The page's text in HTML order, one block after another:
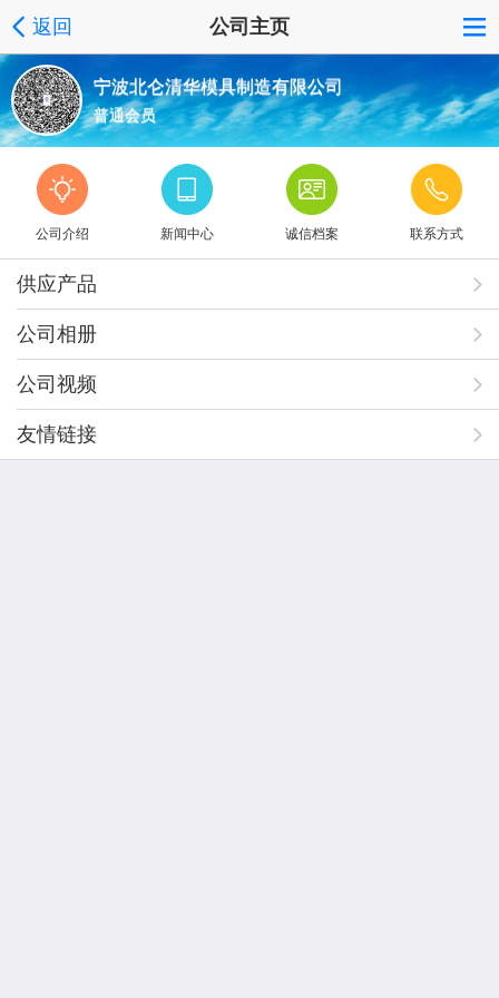
返回 公司主页
宁波北仑清华模具制造有限公司
普通会员
公司介绍 新闻中心 诚信档案 联系方式
供应产品
公司相册
公司视频
友情链接